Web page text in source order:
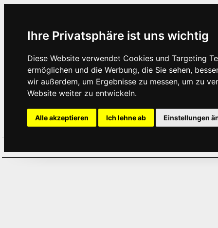
Ihre Privatsphäre ist uns wichtig
Diese Website verwendet Cookies und Targeting
ermöglichen und die Werbung, die Sie sehen,
wir außerdem, um Ergebnisse zu messen, um zu
Website weiter zu entwickeln.
Alle akzeptieren Ich lehne ab Einstellungen